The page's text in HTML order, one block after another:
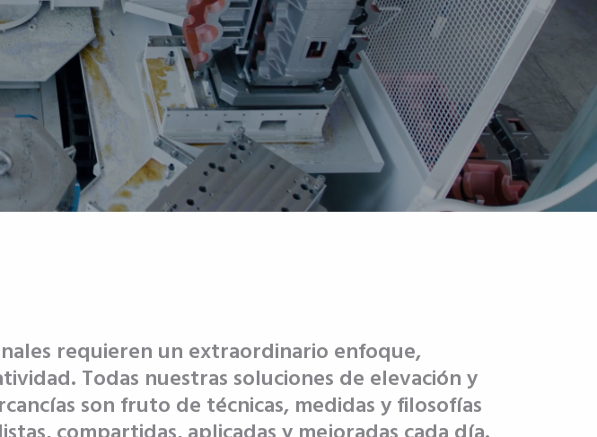
requieren un extraordinario enfoque,
Todas nuestras soluciones de elevación y
son fruto de técnicas, medidas y filosofías